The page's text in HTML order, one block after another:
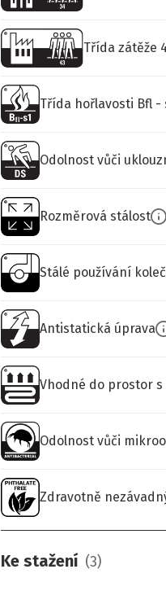
Třída zátěže
Třída hořlavosti Bfl -
Odolnost vůči
Rozměrová stálost
Stálé používání
Antistatická úprava
Vhodné do prostor
Odolnost vůči
Zdravotně
Ke stažení (3)